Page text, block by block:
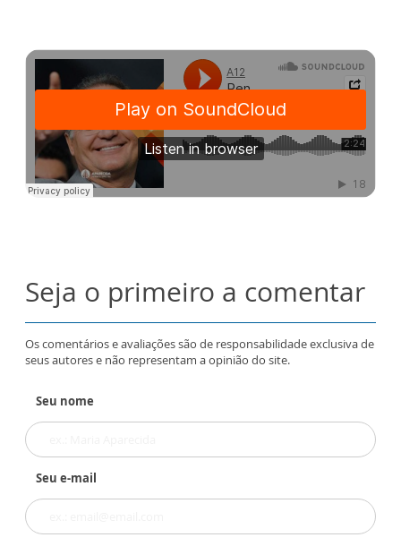
Seja o primeiro a comentar
Os comentários e avaliações são de responsabilidade exclusiva de
seus autores e não representam a opinião do site.
Seu nome
Seu e-mail